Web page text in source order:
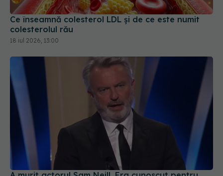
18 iul 2026, 13:00
A murit actorul Sam Neill. Era cunoscut pentru
rolul din Jurassic Park
13 iul 2026, 11:23